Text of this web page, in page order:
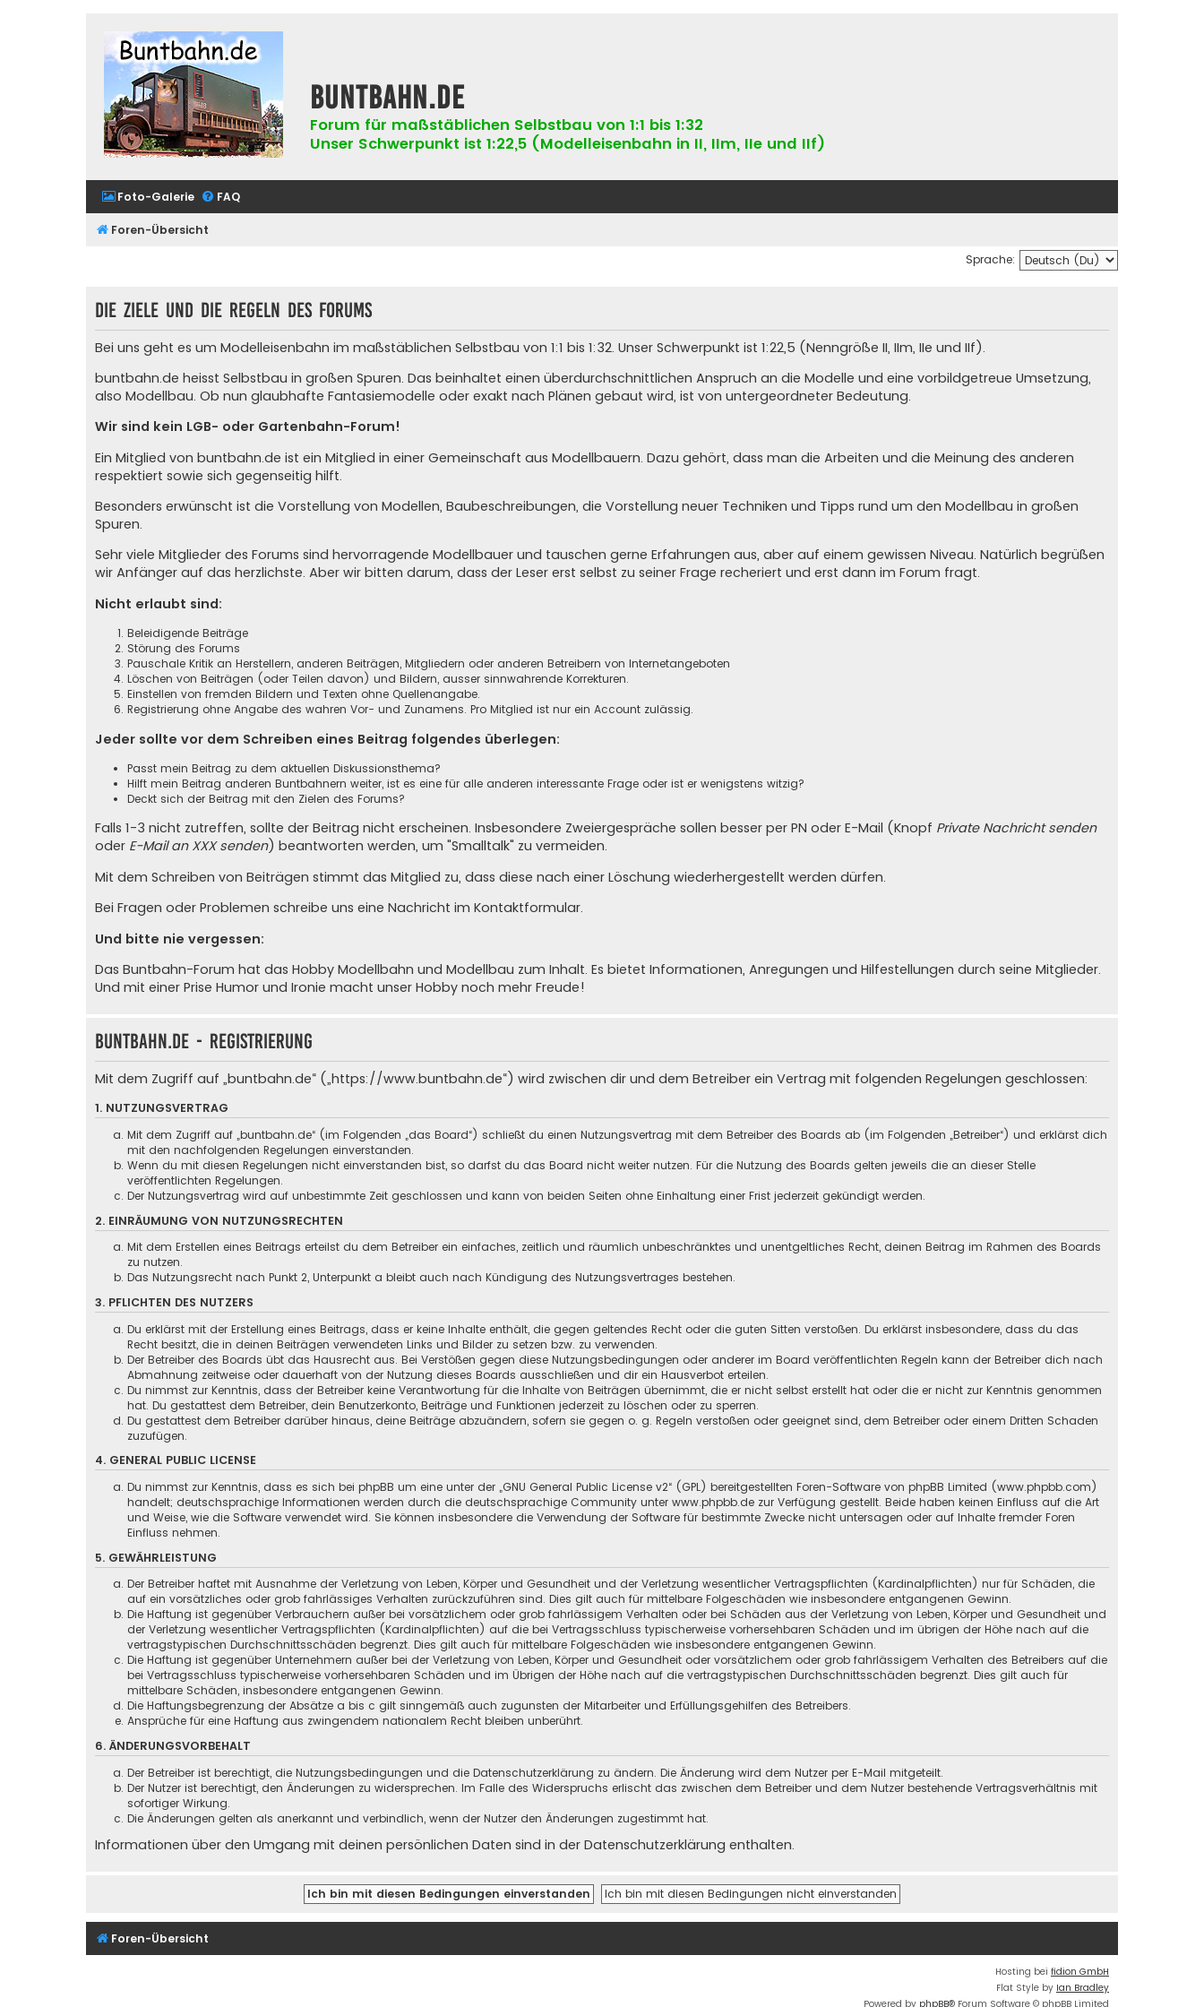
buntbahn.de
Forum für maßstäblichen Selbstbau von 1:1 bis 1:32
Unser Schwerpunkt ist 1:22,5 (Modelleisenbahn in II, IIm, IIe und IIf)
Foto-Galerie FAQ
Foren-Übersicht
Sprache:
Die Ziele und die Regeln des Forums
Bei uns geht es um Modelleisenbahn im maßstäblichen Selbstbau von 1:1 bis 1:32. Unser Schwerpunkt ist 1:22,5 (Nenngröße II, IIm, IIe und IIf).
buntbahn.de heisst Selbstbau in großen Spuren. Das beinhaltet einen überdurchschnittlichen Anspruch an die Modelle und eine vorbildgetreue Umsetzung,
also Modellbau. Ob nun glaubhafte Fantasiemodelle oder exakt nach Plänen gebaut wird, ist von untergeordneter Bedeutung.
Wir sind kein LGB- oder Gartenbahn-Forum!
Ein Mitglied von buntbahn.de ist ein Mitglied in einer Gemeinschaft aus Modellbauern. Dazu gehört, dass man die Arbeiten und die Meinung des anderen
respektiert sowie sich gegenseitig hilft.
Besonders erwünscht ist die Vorstellung von Modellen, Baubeschreibungen, die Vorstellung neuer Techniken und Tipps rund um den Modellbau in großen
Spuren.
Sehr viele Mitglieder des Forums sind hervorragende Modellbauer und tauschen gerne Erfahrungen aus, aber auf einem gewissen Niveau. Natürlich begrüßen
wir Anfänger auf das herzlichste. Aber wir bitten darum, dass der Leser erst selbst zu seiner Frage recheriert und erst dann im Forum fragt.
Nicht erlaubt sind:
Beleidigende Beiträge
Störung des Forums
Pauschale Kritik an Herstellern, anderen Beiträgen, Mitgliedern oder anderen Betreibern von Internetangeboten
Löschen von Beiträgen (oder Teilen davon) und Bildern, ausser sinnwahrende Korrekturen.
Einstellen von fremden Bildern und Texten ohne Quellenangabe.
Registrierung ohne Angabe des wahren Vor- und Zunamens. Pro Mitglied ist nur ein Account zulässig.
Jeder sollte vor dem Schreiben eines Beitrag folgendes überlegen:
Passt mein Beitrag zu dem aktuellen Diskussionsthema?
Hilft mein Beitrag anderen Buntbahnern weiter, ist es eine für alle anderen interessante Frage oder ist er wenigstens witzig?
Deckt sich der Beitrag mit den Zielen des Forums?
Falls 1-3 nicht zutreffen, sollte der Beitrag nicht erscheinen. Insbesondere Zweiergespräche sollen besser per PN oder E-Mail (Knopf Private Nachricht senden
oder E-Mail an XXX senden) beantworten werden, um "Smalltalk" zu vermeiden.
Mit dem Schreiben von Beiträgen stimmt das Mitglied zu, dass diese nach einer Löschung wiederhergestellt werden dürfen.
Bei Fragen oder Problemen schreibe uns eine Nachricht im Kontaktformular.
Und bitte nie vergessen:
Das Buntbahn-Forum hat das Hobby Modellbahn und Modellbau zum Inhalt. Es bietet Informationen, Anregungen und Hilfestellungen durch seine Mitglieder.
Und mit einer Prise Humor und Ironie macht unser Hobby noch mehr Freude!
buntbahn.de - Registrierung
Mit dem Zugriff auf „buntbahn.de“ („https://www.buntbahn.de“) wird zwischen dir und dem Betreiber ein Vertrag mit folgenden Regelungen geschlossen:
1. NUTZUNGSVERTRAG
Mit dem Zugriff auf „buntbahn.de“ (im Folgenden „das Board“) schließt du einen Nutzungsvertrag mit dem Betreiber des Boards ab (im Folgenden „Betreiber“) und erklärst dich
mit den nachfolgenden Regelungen einverstanden.
Wenn du mit diesen Regelungen nicht einverstanden bist, so darfst du das Board nicht weiter nutzen. Für die Nutzung des Boards gelten jeweils die an dieser Stelle
veröffentlichten Regelungen.
Der Nutzungsvertrag wird auf unbestimmte Zeit geschlossen und kann von beiden Seiten ohne Einhaltung einer Frist jederzeit gekündigt werden.
2. EINRÄUMUNG VON NUTZUNGSRECHTEN
Mit dem Erstellen eines Beitrags erteilst du dem Betreiber ein einfaches, zeitlich und räumlich unbeschränktes und unentgeltliches Recht, deinen Beitrag im Rahmen des Boards
zu nutzen.
Das Nutzungsrecht nach Punkt 2, Unterpunkt a bleibt auch nach Kündigung des Nutzungsvertrages bestehen.
3. PFLICHTEN DES NUTZERS
Du erklärst mit der Erstellung eines Beitrags, dass er keine Inhalte enthält, die gegen geltendes Recht oder die guten Sitten verstoßen. Du erklärst insbesondere, dass du das
Recht besitzt, die in deinen Beiträgen verwendeten Links und Bilder zu setzen bzw. zu verwenden.
Der Betreiber des Boards übt das Hausrecht aus. Bei Verstößen gegen diese Nutzungsbedingungen oder anderer im Board veröffentlichten Regeln kann der Betreiber dich nach
Abmahnung zeitweise oder dauerhaft von der Nutzung dieses Boards ausschließen und dir ein Hausverbot erteilen.
Du nimmst zur Kenntnis, dass der Betreiber keine Verantwortung für die Inhalte von Beiträgen übernimmt, die er nicht selbst erstellt hat oder die er nicht zur Kenntnis genommen
hat. Du gestattest dem Betreiber, dein Benutzerkonto, Beiträge und Funktionen jederzeit zu löschen oder zu sperren.
Du gestattest dem Betreiber darüber hinaus, deine Beiträge abzuändern, sofern sie gegen o. g. Regeln verstoßen oder geeignet sind, dem Betreiber oder einem Dritten Schaden
zuzufügen.
4. GENERAL PUBLIC LICENSE
Du nimmst zur Kenntnis, dass es sich bei phpBB um eine unter der „GNU General Public License v2“ (GPL) bereitgestellten Foren-Software von phpBB Limited (www.phpbb.com)
handelt; deutschsprachige Informationen werden durch die deutschsprachige Community unter www.phpbb.de zur Verfügung gestellt. Beide haben keinen Einfluss auf die Art
und Weise, wie die Software verwendet wird. Sie können insbesondere die Verwendung der Software für bestimmte Zwecke nicht untersagen oder auf Inhalte fremder Foren
Einfluss nehmen.
5. GEWÄHRLEISTUNG
Der Betreiber haftet mit Ausnahme der Verletzung von Leben, Körper und Gesundheit und der Verletzung wesentlicher Vertragspflichten (Kardinalpflichten) nur für Schäden, die
auf ein vorsätzliches oder grob fahrlässiges Verhalten zurückzuführen sind. Dies gilt auch für mittelbare Folgeschäden wie insbesondere entgangenen Gewinn.
Die Haftung ist gegenüber Verbrauchern außer bei vorsätzlichem oder grob fahrlässigem Verhalten oder bei Schäden aus der Verletzung von Leben, Körper und Gesundheit und
der Verletzung wesentlicher Vertragspflichten (Kardinalpflichten) auf die bei Vertragsschluss typischerweise vorhersehbaren Schäden und im übrigen der Höhe nach auf die
vertragstypischen Durchschnittsschäden begrenzt. Dies gilt auch für mittelbare Folgeschäden wie insbesondere entgangenen Gewinn.
Die Haftung ist gegenüber Unternehmern außer bei der Verletzung von Leben, Körper und Gesundheit oder vorsätzlichem oder grob fahrlässigem Verhalten des Betreibers auf die
bei Vertragsschluss typischerweise vorhersehbaren Schäden und im Übrigen der Höhe nach auf die vertragstypischen Durchschnittsschäden begrenzt. Dies gilt auch für
mittelbare Schäden, insbesondere entgangenen Gewinn.
Die Haftungsbegrenzung der Absätze a bis c gilt sinngemäß auch zugunsten der Mitarbeiter und Erfüllungsgehilfen des Betreibers.
Ansprüche für eine Haftung aus zwingendem nationalem Recht bleiben unberührt.
6. ÄNDERUNGSVORBEHALT
Der Betreiber ist berechtigt, die Nutzungsbedingungen und die Datenschutzerklärung zu ändern. Die Änderung wird dem Nutzer per E-Mail mitgeteilt.
Der Nutzer ist berechtigt, den Änderungen zu widersprechen. Im Falle des Widerspruchs erlischt das zwischen dem Betreiber und dem Nutzer bestehende Vertragsverhältnis mit
sofortiger Wirkung.
Die Änderungen gelten als anerkannt und verbindlich, wenn der Nutzer den Änderungen zugestimmt hat.
Informationen über den Umgang mit deinen persönlichen Daten sind in der Datenschutzerklärung enthalten.
Foren-Übersicht
Hosting bei fidion GmbH
Flat Style by Ian Bradley
Powered by phpBB® Forum Software © phpBB Limited